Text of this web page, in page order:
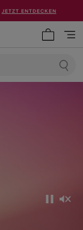
JETZT ENTDECKEN